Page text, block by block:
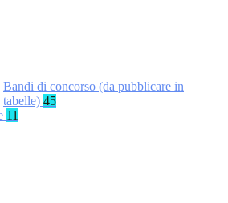
Bandi di concorso (da pubblicare in
tabelle) 45
11